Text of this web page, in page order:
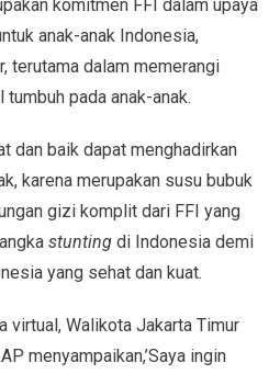
komitmen FFI dalam upaya
anak-anak Indonesia,
terutama dalam memerangi
pada anak-anak.
dan baik dapat menghadirkan
karena merupakan susu bubuk
gizi komplit dari FFI yang
stuntingdi Indonesia demi
yang sehat dan kuat.
virtual, Walikota Jakarta Timur
menyampaikan,’Saya ingin